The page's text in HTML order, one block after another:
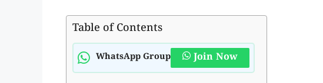
Table of Contents
WhatsApp Group Join Now